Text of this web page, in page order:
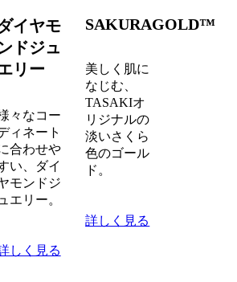
イヤモ
ドジュ
リー
々なコー
ィネート
合わせや
い、ダイ
モンドジ
ュエリー。
しく見る
SAKURAGOLD™
美しく肌に
なじむ、
TASAKIオ
リジナルの
淡いさくら
色のゴール
ド。
詳しく見る